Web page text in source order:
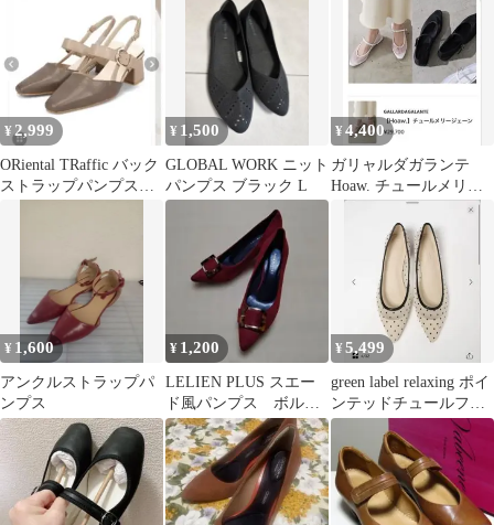
¥ 2,999
ORiental TRaffic バック
ストラップパンプス
¥ 1,500
GLOBAL WORK ニット
パンプス ブラック L
¥4,400
ガリャルダガランテ
Hoaw. チュールメリー
ジーン フラットシュー
¥ 1,600
アンクルストラップパ
ンプス
¥ 1,200
LELIEN PLUS スエー
ド風パンプス ボルド
ー М 未使用
¥5,499
green label relaxing ポイ
ンテッドチュールフラ
ットシューズ